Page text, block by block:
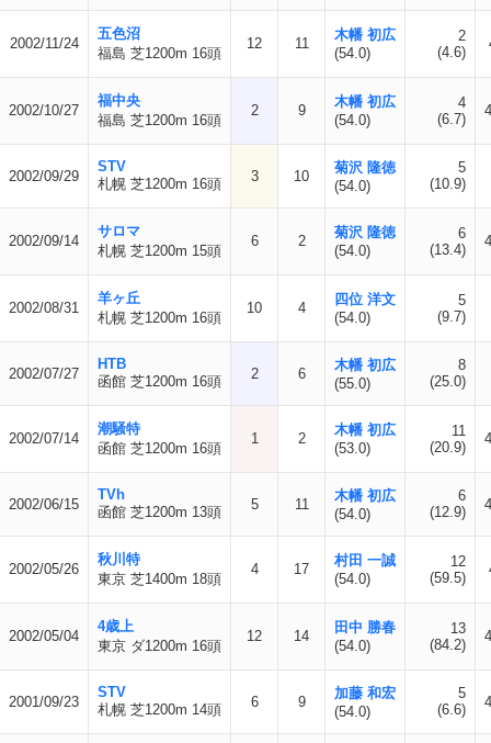
2002/11/24
五色沼
福島 芝1200m 16頭
12 11
木幡 初広
(54.0)
2
(4.6)
2002/10/27
福中央
福島 芝1200m 16頭
2 9
木幡 初広
(54.0)
4
(6.7)
2002/09/29
STV
札幌 芝1200m 16頭
3 10
菊沢 隆徳
(54.0)
5
(10.9)
2002/09/14
サロマ
札幌 芝1200m 15頭
6 2
菊沢 隆徳
(54.0)
6
(13.4)
2002/08/31
羊ヶ丘
札幌 芝1200m 16頭
10 4
四位 洋文
(54.0)
5
(9.7)
2002/07/27
HTB
函館 芝1200m 16頭
2 6
木幡 初広
(55.0)
8
(25.0)
2002/07/14
潮騒特
函館 芝1200m 16頭
1 2
木幡 初広
(53.0)
11
(20.9)
2002/06/15
TVh
函館 芝1200m 13頭
5 11
木幡 初広
(54.0)
6
(12.9)
2002/05/26
秋川特
東京 芝1400m 18頭
4 17
村田 一誠
(54.0)
12
(59.5)
2002/05/04
4歳上
東京 ダ1200m 16頭
12 14
田中 勝春
(54.0)
13
(84.2)
2001/09/23
STV
札幌 芝1200m 14頭
6 9
加藤 和宏
(54.0)
5
(6.6)